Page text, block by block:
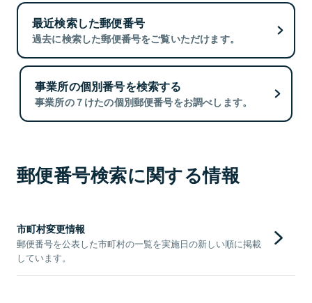
最近検索した郵便番号
過去に検索した郵便番号をご覧いただけます。
事業所の個別番号を検索する
事業所の７けたの個別郵便番号をお調べします。
郵便番号検索に関する情報
市町村変更情報
郵便番号を公表した市町村の一覧を実施日の新しい順に掲載
しています。